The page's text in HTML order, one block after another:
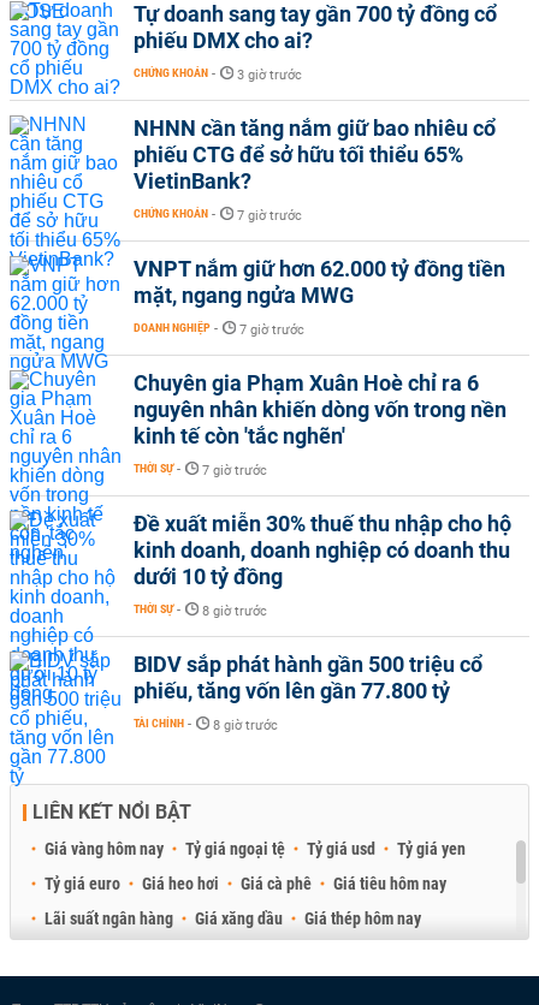
Tự doanh sang tay gần 700 tỷ đồng cổ
phiếu DMX cho ai?
CHỨNG KHOÁN - 3 giờ trước
NHNN cần tăng nắm giữ bao nhiêu cổ
phiếu CTG để sở hữu tối thiểu 65%
VietinBank?
CHỨNG KHOÁN - 7 giờ trước
VNPT nắm giữ hơn 62.000 tỷ đồng tiền
mặt, ngang ngửa MWG
DOANH NGHIỆP - 7 giờ trước
Chuyên gia Phạm Xuân Hoè chỉ ra 6
nguyên nhân khiến dòng vốn trong nền
kinh tế còn 'tắc nghẽn'
THỜI SỰ - 7 giờ trước
Đề xuất miễn 30% thuế thu nhập cho hộ
kinh doanh, doanh nghiệp có doanh thu
dưới 10 tỷ đồng
THỜI SỰ - 8 giờ trước
BIDV sắp phát hành gần 500 triệu cổ
phiếu, tăng vốn lên gần 77.800 tỷ
TÀI CHÍNH - 8 giờ trước
LIÊN KẾT NỔI BẬT
Giá vàng hôm nay Tỷ giá ngoại tệ Tỷ giá usd
Tỷ giá yen
Tỷ giá euro
Giá heo hơi Giá cà phê
Giá tiêu hôm nay
Lãi suất ngân hàng
Giá xăng dầu
Giá thép hôm nay